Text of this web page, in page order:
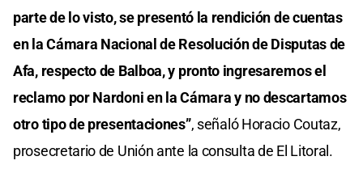
parte de lo visto, se presentó la rendición de cuentas
en la Cámara Nacional de Resolución de Disputas de
Afa, respecto de Balboa, y pronto ingresaremos el
reclamo por Nardoni en la Cámara y no descartamos
otro tipo de presentaciones”, señaló Horacio Coutaz,
prosecretario de Unión ante la consulta de El Litoral.